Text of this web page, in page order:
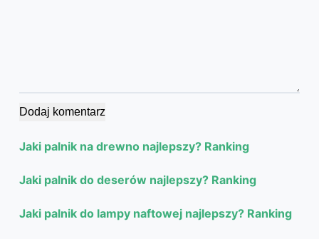
Dodaj komentarz
Jaki palnik na drewno najlepszy? Ranking
Jaki palnik do deserów najlepszy? Ranking
Jaki palnik do lampy naftowej najlepszy? Ranking